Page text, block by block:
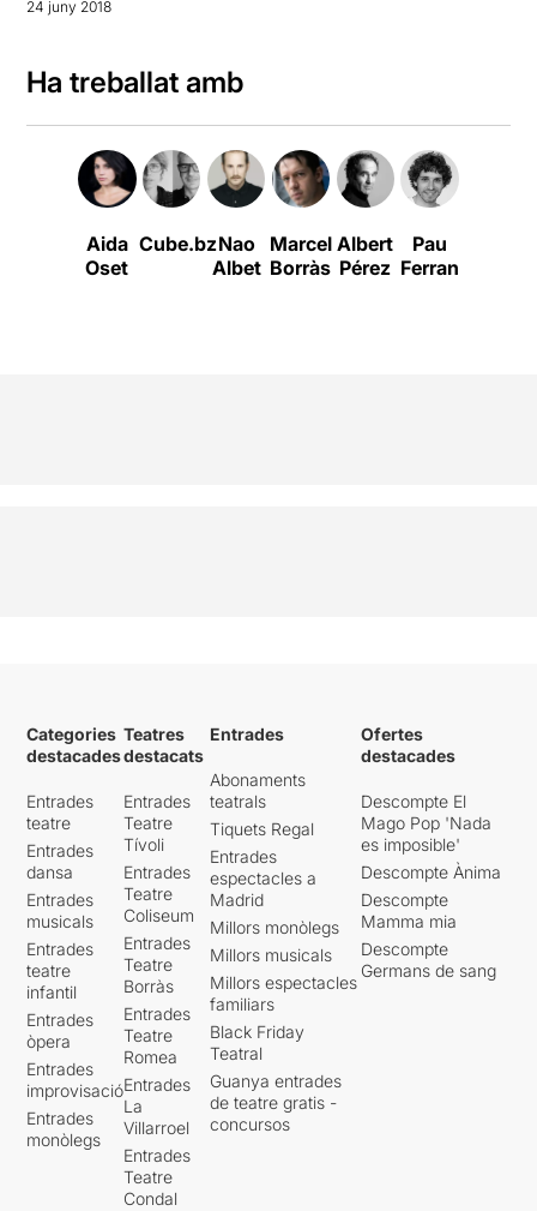
24 juny 2018
Ha treballat amb
Aida
Oset
Cube.bzNao
Albet
Marcel
Borràs
Albert
Pérez
Pau
Ferran
Categories
destacades
Entrades
teatre
Entrades
dansa
Entrades
musicals
Entrades
teatre
infantil
Entrades
òpera
Entrades
improvisació
Entrades
monòlegs
Teatres
destacats
Entrades
Teatre
Tívoli
Entrades
Teatre
Coliseum
Entrades
Teatre
Borràs
Entrades
Teatre
Romea
Entrades
La
Villarroel
Entrades
Teatre
Condal
Entrades
Abonaments
teatrals
Tiquets Regal
Entrades
espectacles a
Madrid
Millors monòlegs
Millors musicals
Millors espectacles
familiars
Black Friday
Teatral
Guanya entrades
de teatre gratis -
concursos
Ofertes
destacades
Descompte El
Mago Pop 'Nada
es imposible'
Descompte Ànima
Descompte
Mamma mia
Descompte
Germans de sang